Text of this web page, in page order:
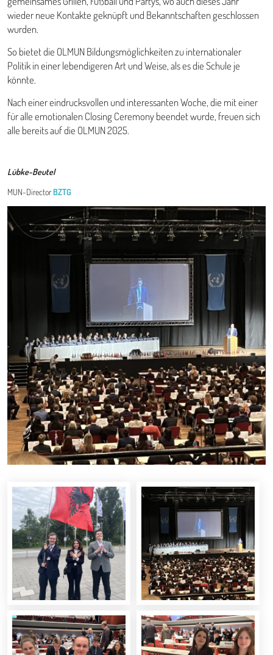
wieder neue Kontakte geknüpft und Bekanntschaften geschlossen
wurden.
So bietet die OLMUN Bildungsmöglichkeiten zu internationaler
Politik in einer lebendigeren Art und Weise, als es die Schule je
könnte.
Nach einer eindrucksvollen und interessanten Woche, die mit einer
für alle emotionalen Closing Ceremony beendet wurde, freuen sich
alle bereits auf die OLMUN 2025.
Lübke-Beutel
MUN-DirectorBZTG